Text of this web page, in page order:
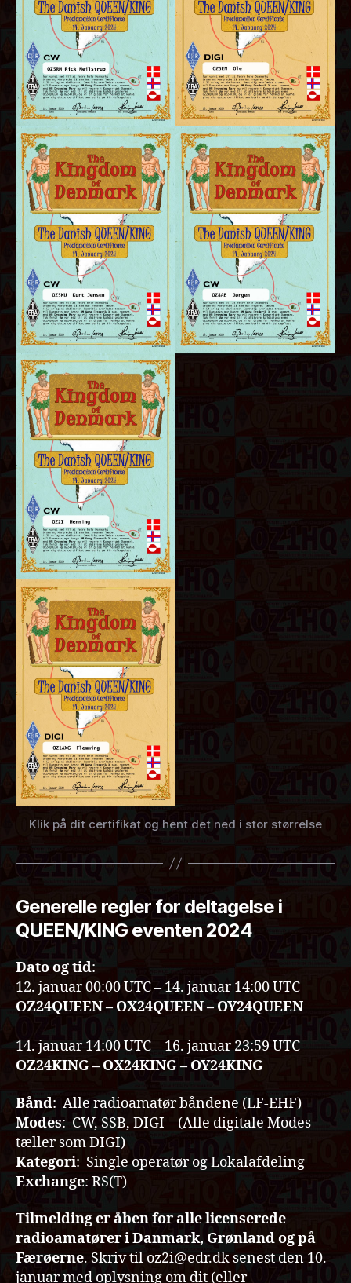
Klik på dit certifikat og hent det ned i stor størrelse
Generelle regler for deltagelse i
QUEEN/KING eventen 2024
Dato og tid:
12. januar 00:00 UTC – 14. januar 14:00 UTC
OZ24QUEEN – OX24QUEEN – OY24QUEEN
14. januar 14:00 UTC – 16. januar 23:59 UTC
OZ24KING – OX24KING – OY24KING
Bånd: Alle radioamatør båndene (LF-EHF)
Modes: CW, SSB, DIGI – (Alle digitale Modes
tæller som DIGI)
Kategori: Single operatør og Lokalafdeling
Exchange: RS(T)
Tilmeldinger åben for alle licenserede
radioamatører i Danmark, Grønland og på
Færøerne. Skriv til oz2i@edr.dk senest den 10.
januar med oplysning om dit (eller